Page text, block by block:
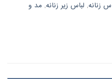
زنانه, لباس زیر زنانه, مد و